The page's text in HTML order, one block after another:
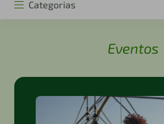
Categorias
Eventos